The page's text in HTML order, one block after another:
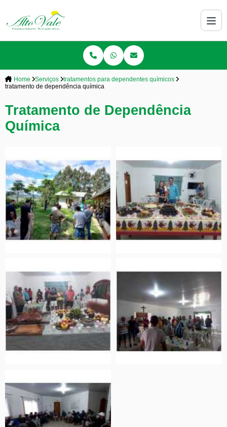
Home Serviços
tratamentos para dependentes químicos
tratamento de dependência química
Tratamento de Dependência
Química